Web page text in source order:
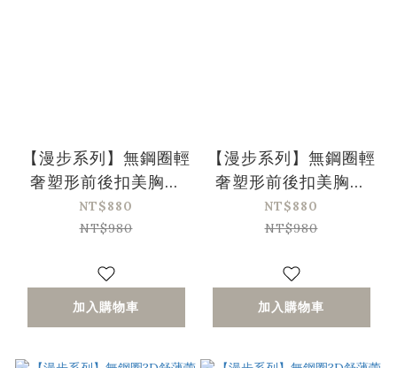
【漫步系列】無鋼圈輕
奢塑形前後扣美胸內
衣-膚色(32/70-
38/85、A-D)
NT$880
NT$980
加入購物車
【漫步系列】無鋼圈輕
奢塑形前後扣美胸內
衣-黑色(32/70-
38/85、A-D)
NT$880
NT$980
加入購物車